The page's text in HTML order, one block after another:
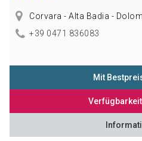
Corvara - Alta Badia -
+39 0471 836083
Mit